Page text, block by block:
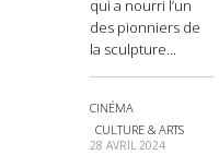
qui a nourri l’un
des pionniers de
la sculpture...
CINÉMA
CULTURE & ARTS
28 AVRIL 2024